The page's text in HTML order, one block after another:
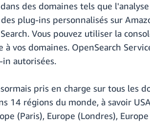
des domaines tels que
plug-ins personnalisés sur
Vous pouvez utiliser la
vos domaines. OpenSearch
autorisées.
pris en charge sur tous les
14 régions du monde, à savoir
(Paris), Europe (Londres),